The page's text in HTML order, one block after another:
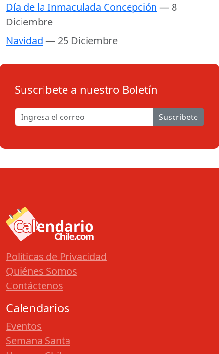
Día de la Inmaculada Concepción — 8
Diciembre
Navidad — 25 Diciembre
Suscribete a nuestro Boletín
Suscribete
Políticas de Privacidad
Quiénes Somos
Contáctenos
Calendarios
Eventos
Semana Santa